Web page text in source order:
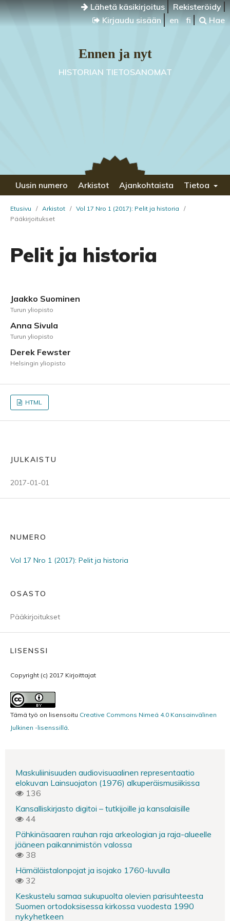
Lähetä käsikirjoitus
Rekisteröidy
Kirjaudu sisään
en fi Hae
Ennen ja nyt
HISTORIAN TIETOSANOMAT
Uusin numero Arkistot Ajankohtaista Tietoa
Etusivu / Arkistot / Vol 17 Nro 1 (2017): Pelit ja historia
/
Pääkirjoitukset
Pelit ja historia
Jaakko Suominen
Turun yliopisto
Anna Sivula
Turun yliopisto
Derek Fewster
Helsingin yliopisto
HTML
JULKAISTU
2017-01-01
NUMERO
Vol 17 Nro 1 (2017): Pelit ja historia
OSASTO
Pääkirjoitukset
LISENSSI
Copyright (c) 2017 Kirjoittajat
Tämä työ on lisensoitu Creative Commons Nimeä 4.0 Kansainvälinen
Julkinen -lisenssillä.
Maskuliinisuuden audiovisuaalinen representaatio
elokuvan Lainsuojaton (1976) alkuperäismusiikissa
136
Kansalliskirjasto digitoi – tutkijoille ja kansalaisille
44
Pähkinäsaaren rauhan raja arkeologian ja raja-alueelle
jääneen paikannimistön valossa
38
Hämäläistalonpojat ja isojako 1760-luvulla
32
Keskustelu samaa sukupuolta olevien parisuhteesta
Suomen ortodoksisessa kirkossa vuodesta 1990
nykyhetkeen